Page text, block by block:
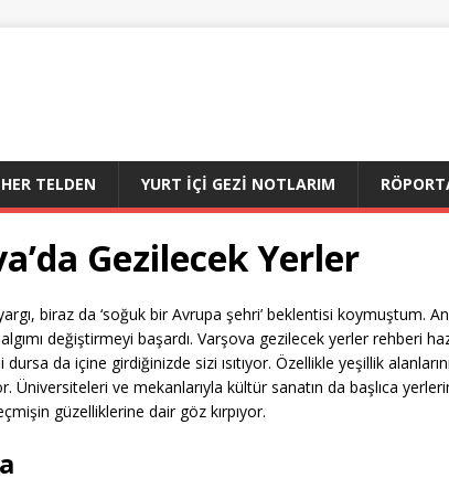
HER TELDEN YURT İÇI GEZI NOTLARIM
Gezilecek Yerler
biraz da ‘soğuk bir Avrupa şehri’ beklentisi koymuştum.
değiştirmeyi başardı. Varşova gezilecek yerler rehberi
da içine girdiğinizde sizi ısıtıyor. Özellikle yeşillik
Üniversiteleri ve mekanlarıyla kültür sanatın da başlıca
güzelliklerine dair göz kırpıyor.